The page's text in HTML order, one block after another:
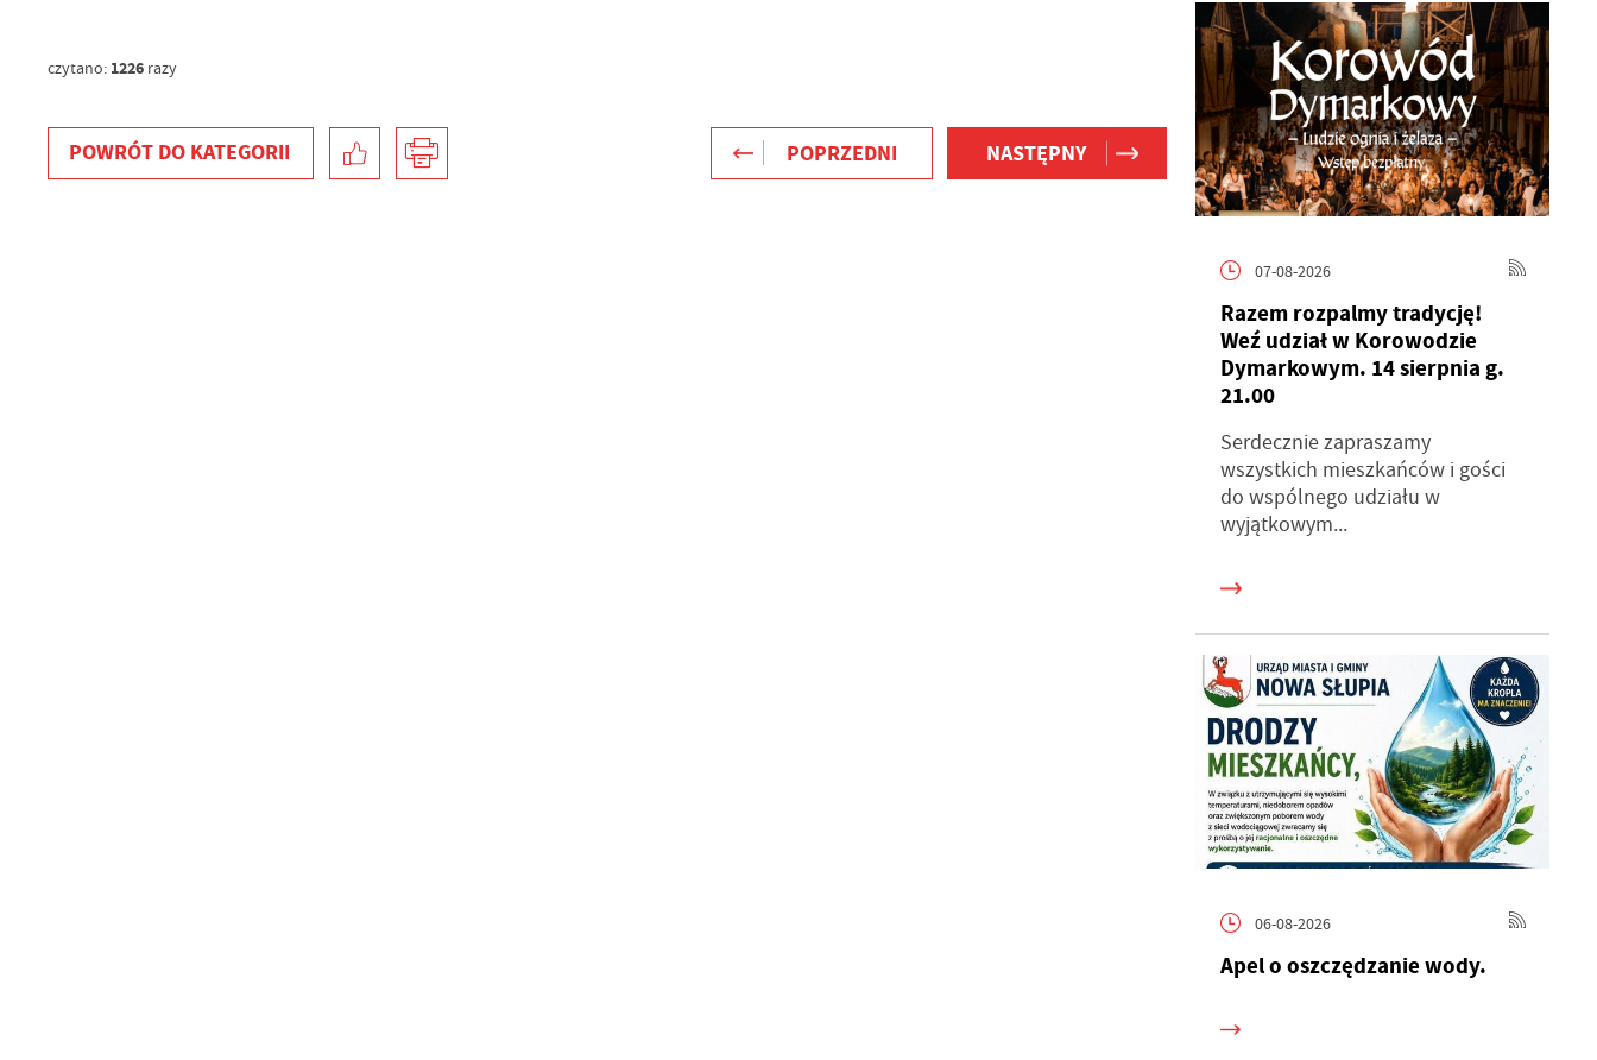
czytano: 1226razy
POWRÓT DO KATEGORII POPRZEDNI NASTĘPNY
07-08-2026
Razem rozpalmy tradycję!
Weź udział w Korowodzie
Dymarkowym. 14 sierpnia g.
21.00
Serdecznie zapraszamy
wszystkich mieszkańców i gości
do wspólnego udziału w
wyjątkowym...
06-08-2026
Apel o oszczędzanie wody.